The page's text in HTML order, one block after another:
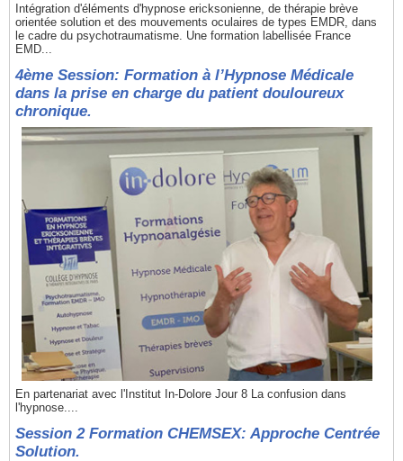
Intégration d'éléments d'hypnose ericksonienne, de thérapie brève
orientée solution et des mouvements oculaires de types EMDR, dans
le cadre du psychotraumatisme. Une formation labellisée France
EMD...
4ème Session: Formation à l’Hypnose Médicale
dans la prise en charge du patient douloureux
chronique.
En partenariat avec l'Institut In-Dolore Jour 8 La confusion dans
l'hypnose....
Session 2 Formation CHEMSEX: Approche Centrée
Solution.